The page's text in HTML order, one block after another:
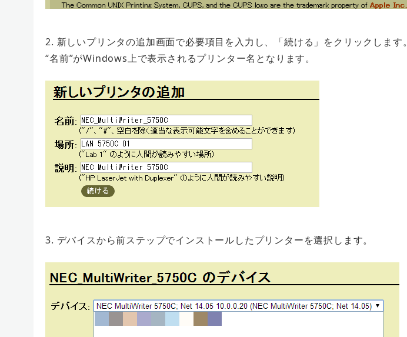
2. 新しいプリンタの追加画面で必要項目を入力し、「続ける」をクリックします。
“名前”がWindows上で表示されるプリンター名となります。
3. デバイスから前ステップでインストールしたプリンターを選択します。